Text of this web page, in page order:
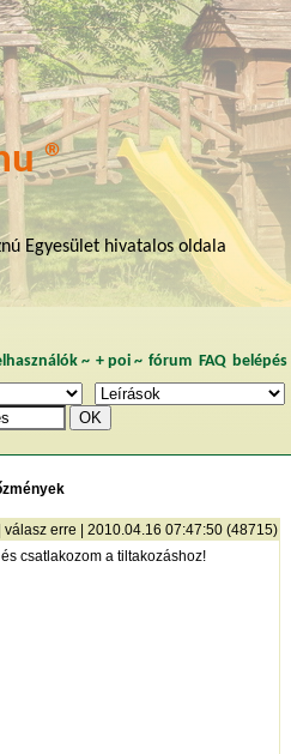
®
Egyesület hivatalos oldala
~ + poi~ fórum FAQ belépés
válasz erre | 2010.04.16 07:47:50 (48715)
csatlakozom a tiltakozáshoz!